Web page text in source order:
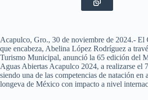
Acapulco, Gro., 30 de noviembre de 2024.-
que encabeza, Abelina López Rodríguez a
Turismo Municipal, anunció la 65 edición del
Aguas Abiertas Acapulco 2024, a realizarse el
siendo una de las competencias de natación en
longeva de México con impacto a nivel